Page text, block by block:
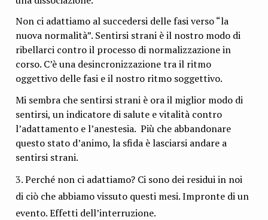
Non ci adattiamo al succedersi delle fasi verso “la
nuova normalità”. Sentirsi strani è il nostro modo di
ribellarci contro il processo di normalizzazione in
corso. C’è una desincronizzazione tra il ritmo
oggettivo delle fasi e il nostro ritmo soggettivo.
Mi sembra che sentirsi strani è ora il miglior modo di
sentirsi, un indicatore di salute e vitalità contro
l’adattamento e l’anestesia. Più che abbandonare
questo stato d’animo, la sfida è lasciarsi andare a
sentirsi strani.
Perché non ci adattiamo? Ci sono dei residui in noi
di ciò che abbiamo vissuto questi mesi. Impronte di un
evento. Effetti dell’interruzione.